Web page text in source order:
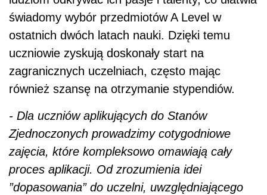
świadomy wybór przedmiotów A Level w
ostatnich dwóch latach nauki. Dzięki temu
uczniowie zyskują doskonały start na
zagranicznych uczelniach, często mając
również szansę na otrzymanie stypendiów.
- Dla uczniów aplikujących do Stanów
Zjednoczonych prowadzimy cotygodniowe
zajęcia, które kompleksowo omawiają cały
proces aplikacji. Od zrozumienia idei
”dopasowania” do uczelni, uwzględniającego